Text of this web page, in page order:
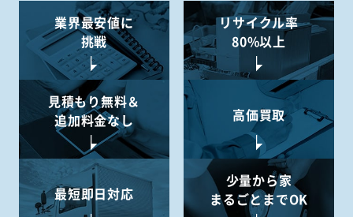
業界最安値に
挑戦
リサイクル率
80%以上
見積もり無料＆
追加料金なし
高価買取
最短即日対応
少量から家
まるごとまでOK